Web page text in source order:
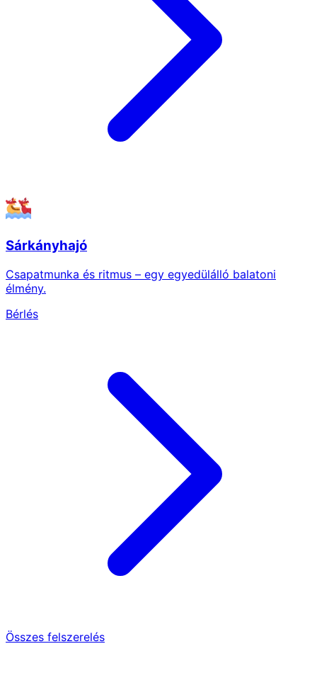
Sárkányhajó
Csapatmunka és ritmus – egy egyedülálló balatoni
élmény.
Bérlés
Összes felszerelés